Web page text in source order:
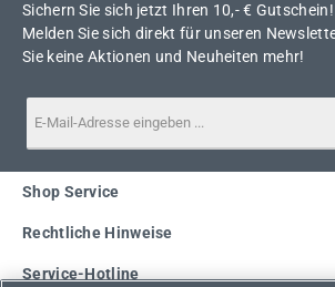
Sichern Sie sich jetzt Ihren 10,- € Gutschein!
Melden Sie sich direkt für unseren
Sie keine Aktionen und Neuheiten mehr!
Service-Hotline
Shop Service
Rechtliche Hinweise